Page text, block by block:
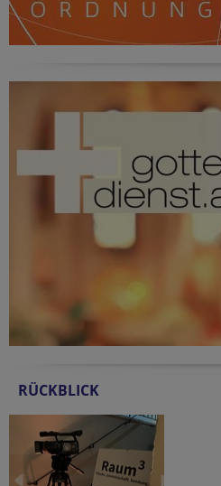
RÜCKBLICK